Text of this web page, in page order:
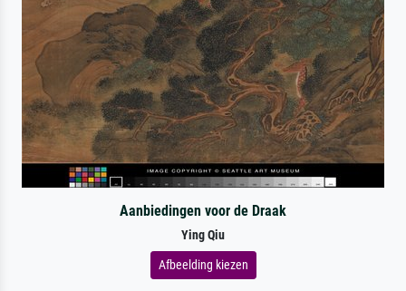
Aanbiedingen voor de Draak
Ying Qiu
Afbeelding kiezen